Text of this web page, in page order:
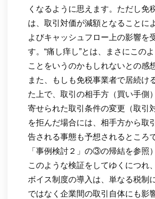
くなるように思えます。ただし免
は、取引対価が減額となることに
よびキャッシュフロー上の影響を
す。“痛し痒し”とは、まさにこの
ことをいうのかもしれないとの感
また、もしも免税事業者で居続け
た上で、取引の相手方（買い手側
寄せられた取引条件の変更（取引
を拒んだ場合には、相手方から取
告される事態も予想されるところ
「事例検討２」の③の帰結を参照）
このような検証をしてゆくにつれ
ボイス制度の導入は、単なる税制
ではなく企業間の取引自体にも影